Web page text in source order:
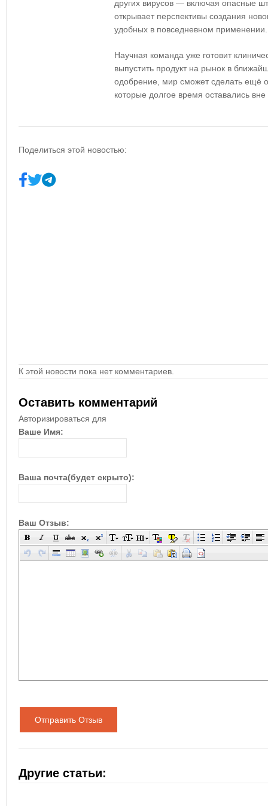
других вирусов — включая опасные
открывает перспективы создания
удобных в повседневном применении.
Научная команда уже готовит
выпустить продукт на рынок в
одобрение, мир сможет сделать ещё
которые долгое время оставались
Поделиться этой новостью:
К этой новости пока нет комментариев.
Оставить комментарий
Авторизироваться для
Ваше Имя:
Ваша почта(будет скрыто):
Ваш Отзыв:
Отправить Отзыв
Другие статьи: